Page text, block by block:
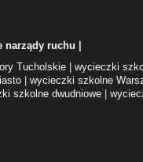
narządy ruchu
Tucholskie| wycieczki
wycieczki szkolne
szkolne dwudniowe|